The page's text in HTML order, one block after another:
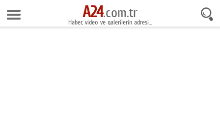
6 Ağustos 2026 21:07:53
Anasayfa
A24.com.tr
Haber, video ve galerilerin adresi...